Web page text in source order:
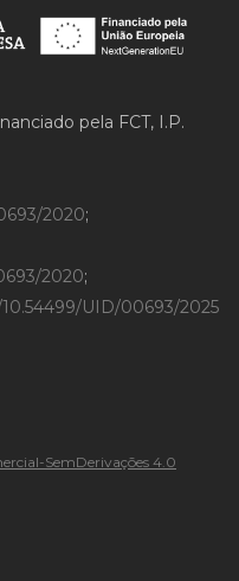
pela FCT, I.P.
2020;
2020;
UID/00693/2025
SemDerivações 4.0